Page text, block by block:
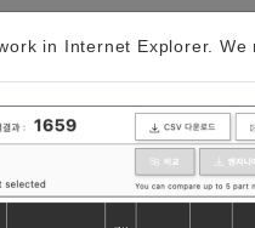
in Internet Explorer.
GNSS용 타이밍 디바